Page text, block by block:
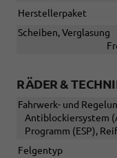
Herstellerpaket
Scheiben, Verglasung
RÄDER &
Fahrwerk- und
Antiblockiersystem
Programm (ESP),
Felgentyp